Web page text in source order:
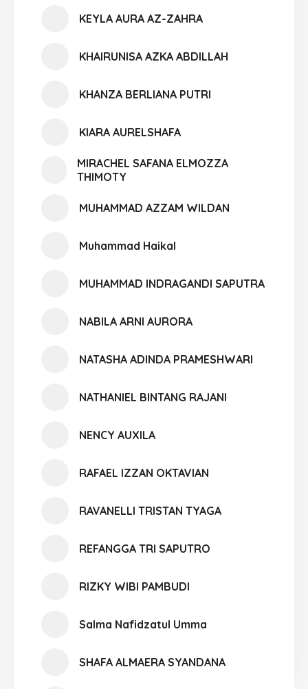
KEYLA AURA AZ-ZAHRA
KHAIRUNISA AZKA ABDILLAH
KHANZA BERLIANA PUTRI
KIARA AURELSHAFA
MIRACHEL SAFANA ELMOZZA
THIMOTY
MUHAMMAD AZZAM WILDAN
Muhammad Haikal
MUHAMMAD INDRAGANDI SAPUTRA
NABILA ARNI AURORA
NATASHA ADINDA PRAMESHWARI
NATHANIEL BINTANG RAJANI
NENCY AUXILA
RAFAEL IZZAN OKTAVIAN
RAVANELLI TRISTAN TYAGA
REFANGGA TRI SAPUTRO
RIZKY WIBI PAMBUDI
Salma Nafidzatul Umma
SHAFA ALMAERA SYANDANA